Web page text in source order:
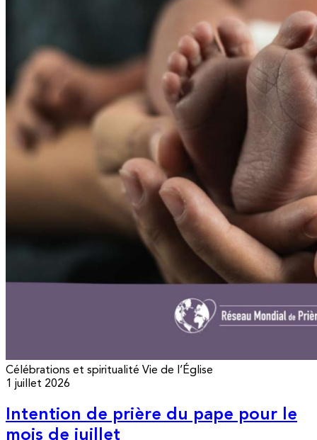
Célébrations et spiritualité Vie de l’Église
1 juillet 2026
Intention de prière du pape pour le
mois de juillet